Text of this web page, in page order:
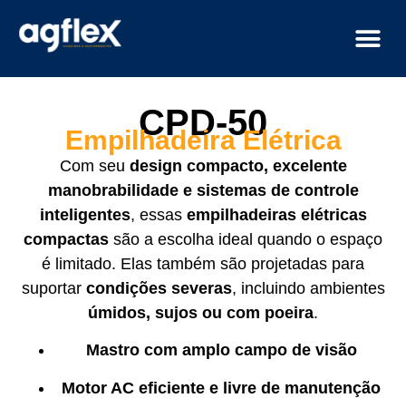
CPD-50
Empilhadeira Elétrica
Com seu design compacto, excelente
manobrabilidade e sistemas de controle
inteligentes, essas empilhadeiras elétricas
compactas são a escolha ideal quando o espaço
é limitado. Elas também são projetadas para
suportar condições severas, incluindo ambientes
úmidos, sujos ou com poeira.
Mastro com amplo campo de visão
Motor AC eficiente e livre de manutenção